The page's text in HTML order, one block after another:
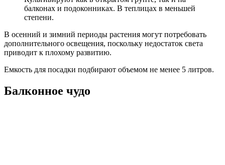
балконах и подоконниках. В теплицах в меньшей
степени.
В осенний и зимний периоды растения могут потребовать
дополнительного освещения, поскольку недостаток света
приводит к плохому развитию.
Емкость для посадки подбирают объемом не менее 5 литров.
Балконное чудо